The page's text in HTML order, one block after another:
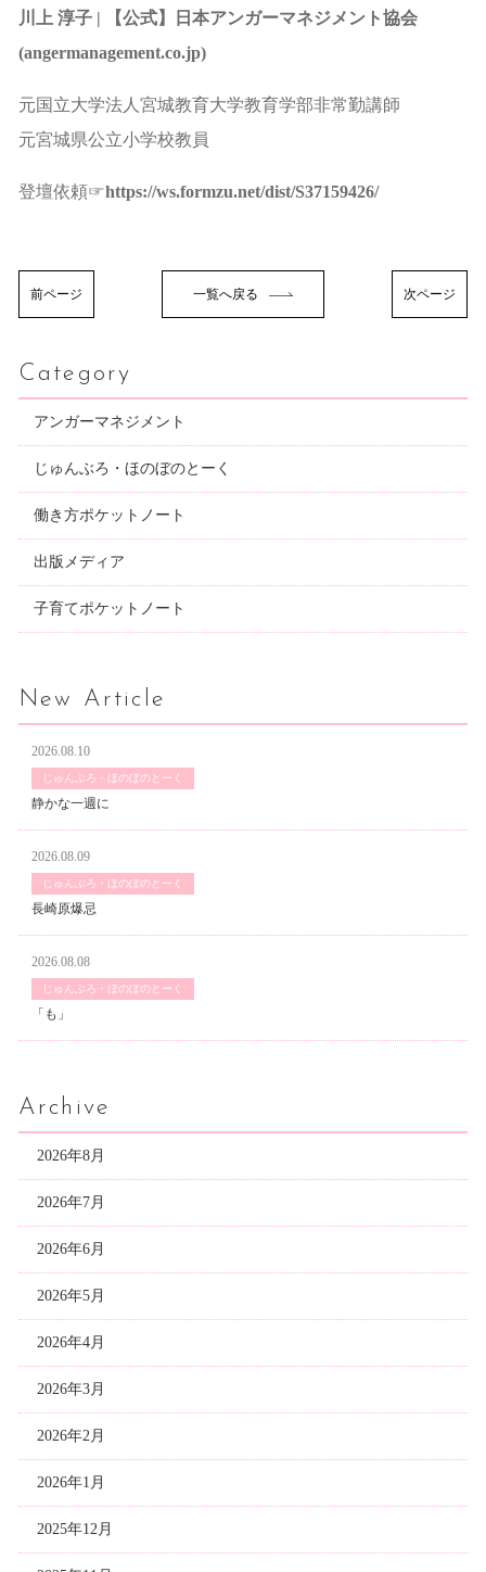
川上 淳子 | 【公式】日本アンガーマネジメント協会
(angermanagement.co.jp)
元国立大学法人宮城教育大学教育学部非常勤講師
元宮城県公立小学校教員
登壇依頼☞https://ws.formzu.net/dist/S37159426/
前ページ 一覧へ戻る 次ページ
Category
アンガーマネジメント
じゅんぶろ・ほのぼのとーく
働き方ポケットノート
出版メディア
子育てポケットノート
New Article
2026.08.10
じゅんぶろ・ほのぼのとーく
静かな一週に
2026.08.09
じゅんぶろ・ほのぼのとーく
長崎原爆忌
2026.08.08
じゅんぶろ・ほのぼのとーく
「も」
Archive
2026年8月
2026年7月
2026年6月
2026年5月
2026年4月
2026年3月
2026年2月
2026年1月
2025年12月